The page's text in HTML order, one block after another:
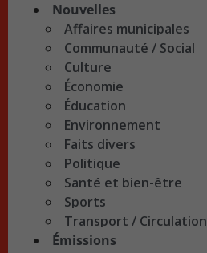
Nouvelles
Affaires municipales
Communauté / Social
Culture
Économie
Éducation
Environnement
Faits divers
Politique
Santé et bien-être
Sports
Transport / Circulation
Émissions